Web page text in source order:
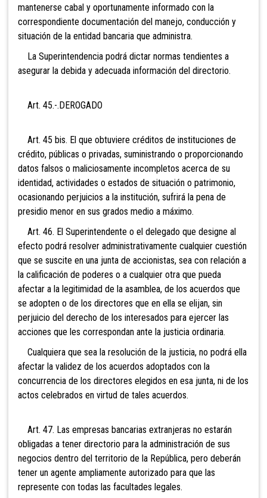
mantenerse cabal y oportunamente informado con la
correspondiente documentación del manejo, conducción y
situación de la entidad bancaria que administra.
La Superintendencia podrá dictar normas tendientes a
asegurar la debida y adecuada información del directorio.
Art. 45.-.DEROGADO
Art. 45 bis. El que obtuviere créditos de instituciones de
crédito, públicas o privadas, suministrando o proporcionando
datos falsos o maliciosamente incompletos acerca de su
identidad, actividades o estados de situación o patrimonio,
ocasionando perjuicios a la institución, sufrirá la pena de
presidio menor en sus grados medio a máximo.
Art. 46. El Superintendente o el delegado que designe al
efecto podrá resolver administrativamente cualquier cuestión
que se suscite en una junta de accionistas, sea con relación a
la calificación de poderes o a cualquier otra que pueda
afectar a la legitimidad de la asamblea, de los acuerdos que
se adopten o de los directores que en ella se elijan, sin
perjuicio del derecho de los interesados para ejercer las
acciones que les correspondan ante la justicia ordinaria.
Cualquiera que sea la resolución de la justicia, no podrá ella
afectar la validez de los acuerdos adoptados con la
concurrencia de los directores elegidos en esa junta, ni de los
actos celebrados en virtud de tales acuerdos.
Art. 47. Las empresas bancarias extranjeras no estarán
obligadas a tener directorio para la administración de sus
negocios dentro del territorio de la República, pero deberán
tener un agente ampliamente autorizado para que las
represente con todas las facultades legales.